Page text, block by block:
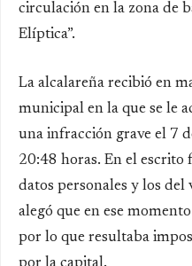
circulación en la zona de
Elíptica”.
La alcalareña recibió en
municipal en la que se le
una infracción grave el 7
20:48 horas. En el escrito
datos personales y los
alegó que en ese
por lo que resultaba